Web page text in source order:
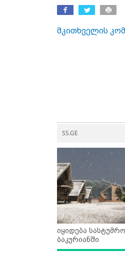
მკითხველის
SS.GE
იყიდება სასტუმრო
ბაკურიანში